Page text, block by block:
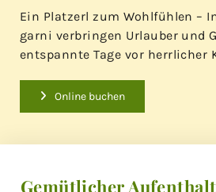
Ein Platzerl zum Wohlfühlen –
garni verbringen Urlauber und
entspannte Tage vor herrlicher
Online buchen
Gemütlicher